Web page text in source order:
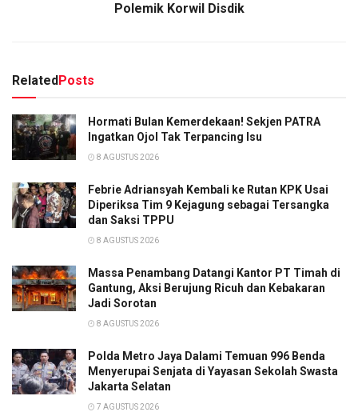
Polemik Korwil Disdik
RelatedPosts
Hormati Bulan Kemerdekaan! Sekjen PATRA
Ingatkan Ojol Tak Terpancing Isu
8 AGUSTUS 2026
Febrie Adriansyah Kembali ke Rutan KPK Usai
Diperiksa Tim 9 Kejagung sebagai Tersangka
dan Saksi TPPU
8 AGUSTUS 2026
Massa Penambang Datangi Kantor PT Timah di
Gantung, Aksi Berujung Ricuh dan Kebakaran
Jadi Sorotan
8 AGUSTUS 2026
Polda Metro Jaya Dalami Temuan 996 Benda
Menyerupai Senjata di Yayasan Sekolah Swasta
Jakarta Selatan
7 AGUSTUS 2026